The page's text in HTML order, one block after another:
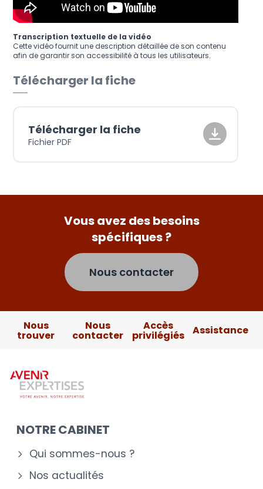
Transcription textuelle de la vidéo
Cette vidéo fournit une description détaillée de son contenu
afin de garantir son accessibilité à tous les utilisateurs.
Télécharger la fiche
Télécharger la fiche
Fichier PDF
Vous avez des besoins
spécifiques ?
Nous contacter
Nous
trouver
Nous
contacter
Accès
privilégiés Assistance
NOTRE CABINET
Qui sommes-nous ?
Nos actualités